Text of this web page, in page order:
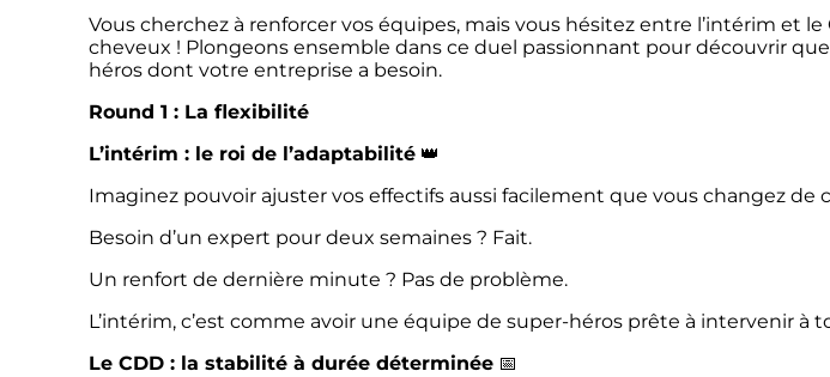
Vous cherchez à renforcer vos équipes, mais vous hésitez entre l’intérim et le
cheveux ! Plongeons ensemble dans ce duel passionnant pour découvrir
héros dont votre entreprise a besoin.
Round 1 : La flexibilité
L’intérim : le roi de l’adaptabilité 👑
Imaginez pouvoir ajuster vos effectifs aussi facilement que vous changez de
Besoin d’un expert pour deux semaines ? Fait.
Un renfort de dernière minute ? Pas de problème.
L’intérim, c’est comme avoir une équipe de super-héros prête à intervenir à
Le CDD : la stabilité à durée déterminée 📅